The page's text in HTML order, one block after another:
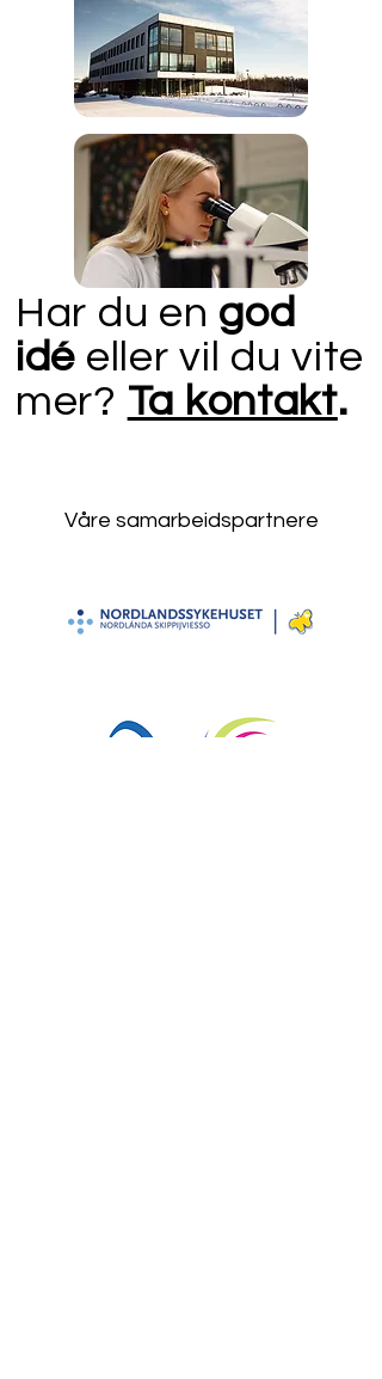
Har du en god
idé eller vil du vite
mer? Ta kontakt.
Våre samarbeidspartnere